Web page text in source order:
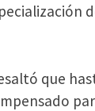
que